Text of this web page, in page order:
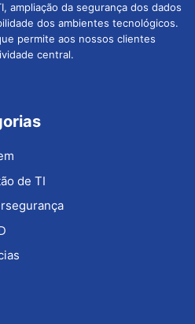
ampliação da segurança dos dados
dos ambientes tecnológicos.
permite aos nossos clientes
central.
de TI